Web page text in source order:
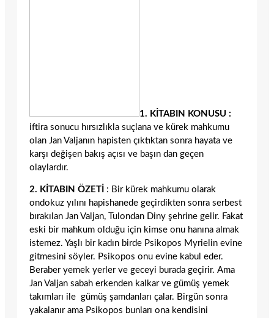
1. KİTABIN KONUSU :
iftira sonucu hırsızlıkla suçlana ve kürek mahkumu
olan Jan Valjanın hapisten çıktıktan sonra hayata ve
karşı değişen bakış açısı ve başın dan geçen
olaylardır.
2. KİTABIN ÖZETİ : Bir kürek mahkumu olarak
ondokuz yılını hapishanede geçirdikten sonra serbest
bırakılan Jan Valjan, Tulondan Diny şehrine gelir. Fakat
eski bir mahkum olduğu için kimse onu hanına almak
istemez. Yaşlı bir kadın birde Psikopos Myrielin evine
gitmesini söyler. Psikopos onu evine kabul eder.
Beraber yemek yerler ve geceyi burada geçirir. Ama
Jan Valjan sabah erkenden kalkar ve gümüş yemek
takımları ile gümüş şamdanları çalar. Birgün sonra
yakalanır ama Psikopos bunları ona kendisini